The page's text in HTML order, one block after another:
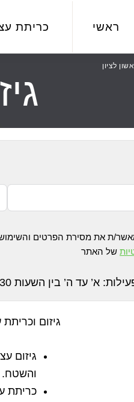
ראשי כריתת
לציון
ת את מסירת הפרטים
של האתר
עד ה’ בין השעות 07:30 – 20:00 וביום ו’ עד השעה 15:00
גיזום
גיזום
והשטח.
כריתת